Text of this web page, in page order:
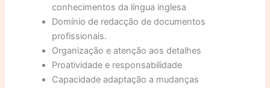
conhecimentos da língua inglesa
Domínio de redacção de documentos
profissionais.
Organização e atenção aos detalhes
Proatividade e responsabilidade
Capacidade adaptação a mudanças